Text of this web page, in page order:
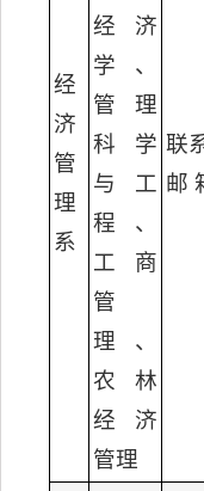
经
济
管
理
系
经济
学、
管理
科学
与工
程、
工商
管
理、
农林
经济
管理
联
邮